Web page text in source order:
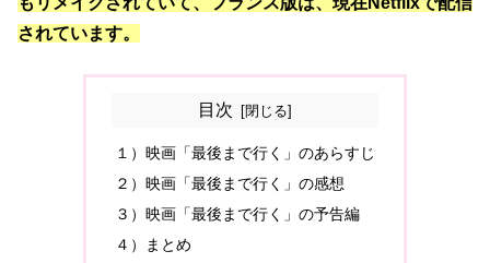
されています。
目次
１）映画「最後まで行く」のあらすじ
２）映画「最後まで行く」の感想
３）映画「最後まで行く」の予告編
４）まとめ